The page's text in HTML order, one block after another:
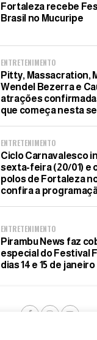
Fortaleza recebe
Brasil no Mucuripe
ENTRETENIMENTO
Pitty, Massacration,
Wendel Bezerra e
atrações
que começa nesta
ENTRETENIMENTO
Ciclo Carnavalesco
sexta-feira (20/01) e
polos de Fortaleza
confira a
ENTRETENIMENTO
Pirambu News faz
especial do Festival
dias 14 e 15 de janeiro